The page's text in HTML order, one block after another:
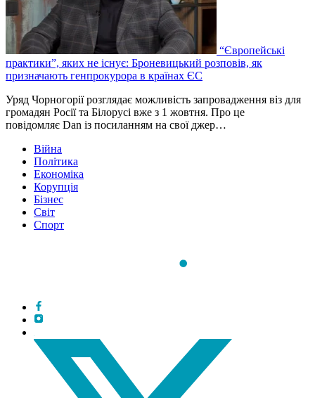
“Європейські
практики”, яких не існує: Броневицький розповів, як
призначають генпрокурора в країнах ЄС
Уряд Чорногорії розглядає можливість запровадження віз для
громадян Росії та Білорусі вже з 1 жовтня. Про це
повідомляє Dan із посиланням на свої джер…
Війна
Політика
Економіка
Корупція
Бізнес
Світ
Спорт